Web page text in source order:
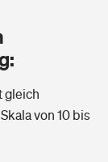
gleich
von 10 bis